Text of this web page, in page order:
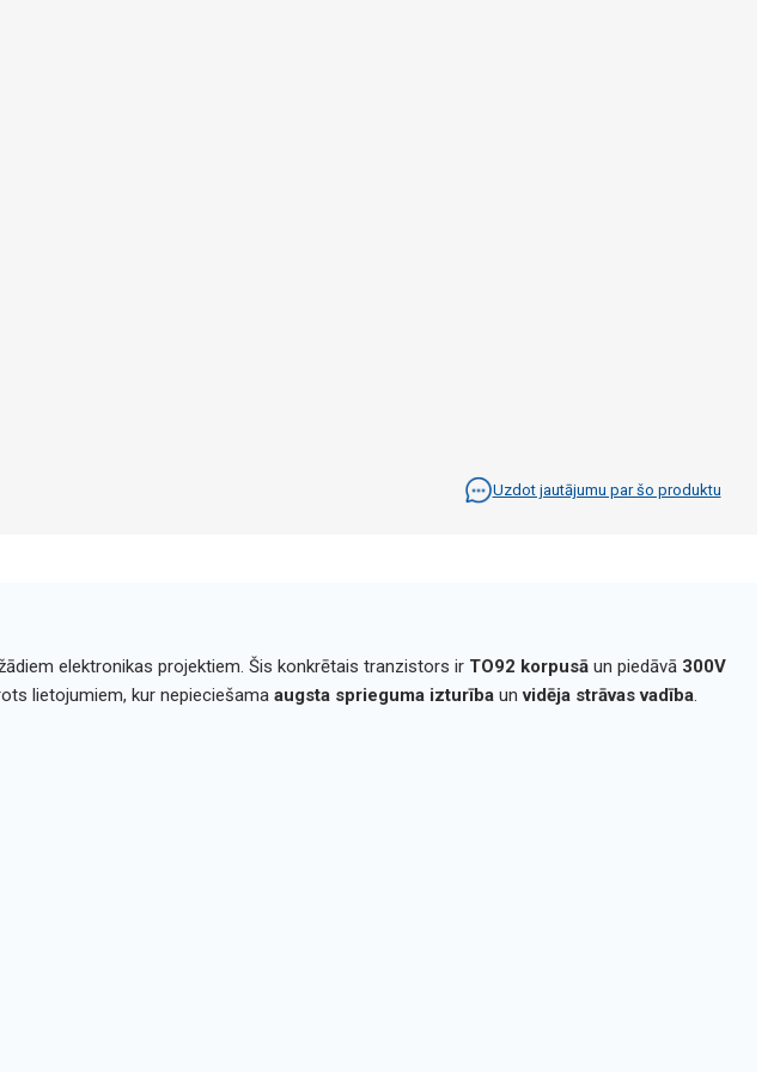
Uzdot jautājumu par šo produktu
elektronikas projektiem. Šis konkrētais tranzistors ir TO92 korpusāun piedāvā 300V
lietojumiem, kur nepieciešama augsta sprieguma izturībaunvidēja strāvas vadība.